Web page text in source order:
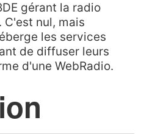
gérant la radio
nul, mais
les services
de diffuser leurs
d'une WebRadio.